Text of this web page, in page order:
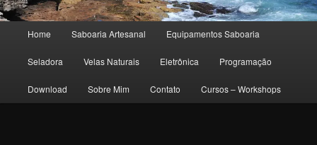
Pular para o conteúdo principal
Pular para o conteúdo secundário
Home Saboaria Artesanal Equipamentos Saboaria
Seladora Velas Naturais Eletrônica Programação
Download Sobre Mim Contato Cursos – Workshops